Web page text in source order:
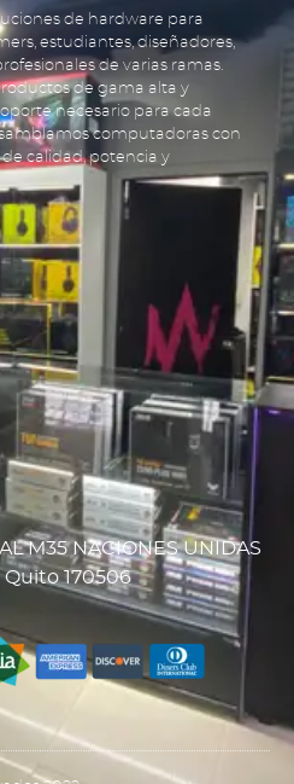
de hardware para
estudiantes, diseñadores,
de varias ramas.
de gama alta y
necesario para cada
computadoras con
calidad, potencia y
M35 NACIONES UNIDAS
Quito 170506